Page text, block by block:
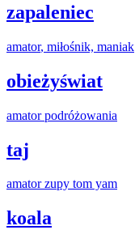
zapaleniec
amator, miłośnik, maniak
obieżyświat
amatorpodróżowania
taj
amatorzupy tom yam
koala